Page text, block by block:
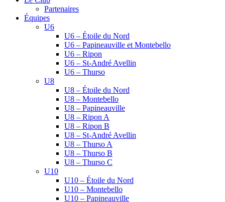
Partenaires
Équipes
U6
U6 – Étoile du Nord
U6 – Papineauville et Montebello
U6 – Ripon
U6 – St-André Avellin
U6 – Thurso
U8
U8 – Étoile du Nord
U8 – Montebello
U8 – Papineauville
U8 – Ripon A
U8 – Ripon B
U8 – St-André Avellin
U8 – Thurso A
U8 – Thurso B
U8 – Thurso C
U10
U10 – Étoile du Nord
U10 – Montebello
U10 – Papineauville